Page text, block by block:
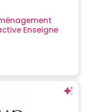
Enseigne